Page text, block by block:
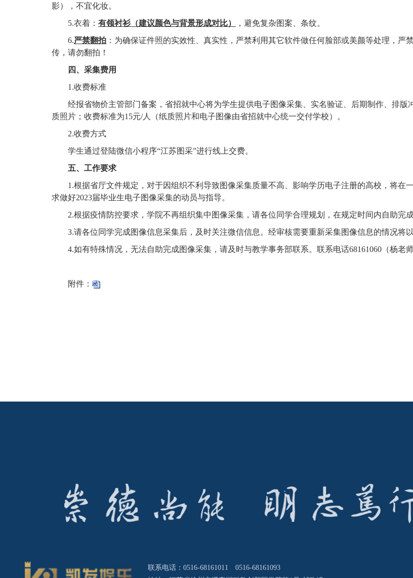
影），不宜化妆。
5.衣着： 有领衬衫（建议颜色与背景形成对比）
，避免复杂图案、条纹。
6.严禁翻拍 ：为确保证件照的实效性、真实性，严禁利用其它软件做任何脸部或美颜等处理，
传，请勿翻拍！
四、采集费用
1.收费标准
经报省物价主管部门备案，省招就中心将为学生提供电子图像采集、实名验证、后期制作、排
质照片；收费标准为15元/人（纸质照片和电子图像由省招就中心统一交付学校）。
2.收费方式
学生通过登陆微信小程序“江苏图采”进行线上交费。
五、工作要求
1.根据省厅文件规定，对于因组织不利导致图像采集质量不高、影响学历电子注册的高校，将在
求做好2023届毕业生电子图像采集的动员与指导。
2.根据疫情防控要求，学院不再组织集中图像采集，请各位同学合理规划，在规定时间内自助完成
3.请各位同学完成图像信息采集后，及时关注微信信息。经审核需要重新采集图像信息的情况将
4.如有特殊情况，无法自助完成图像采集，请及时与教学事务部联系。联系电话68161060 （杨老
附件：
联系电话：0516-68161011 0516-68161093